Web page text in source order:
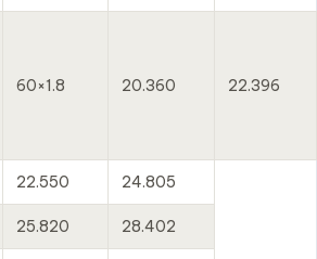
60×1.8 20.360 22.396
22.550 24.805
25.820 28.402